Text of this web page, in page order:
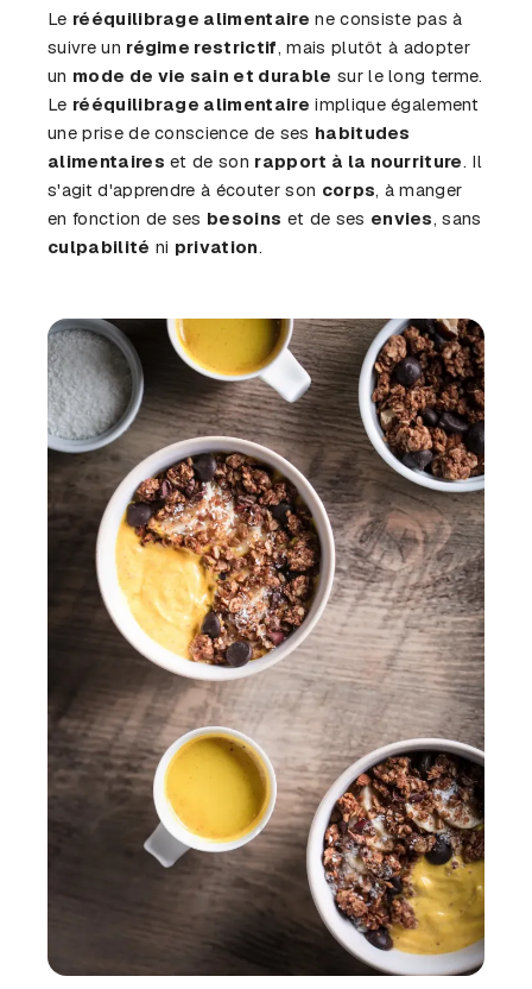
Le rééquilibrage alimentaire ne consiste pas à
suivre un régime restrictif, mais plutôt à adopter
un mode de vie sain et durable sur le long terme.
Le rééquilibrage alimentaire implique également
une prise de conscience de ses habitudes
alimentaires et de son rapport à la nourriture. Il
s'agit d'apprendre à écouter son corps, à manger
en fonction de ses besoins et de ses envies, sans
culpabilité ni privation.